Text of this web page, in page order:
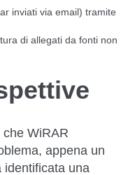
inviati via email) tramite
di allegati da fonti non
WiRAR
appena un
identificata una